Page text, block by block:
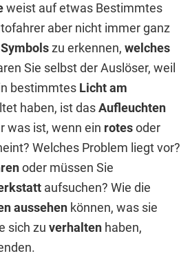
weist auf etwas Bestimmtes
aber nicht immer ganz
Symbolszu erkennen, welches
Sie selbst der Auslöser, weil
bestimmtes Licht am
haben, ist dasAufleuchten
was ist, wenn ein rotesoder
Welches Problem liegt vor?
oder müssen Sie
aufsuchen? Wie die
aussehenkönnen, was sie
sich zu verhalten haben,